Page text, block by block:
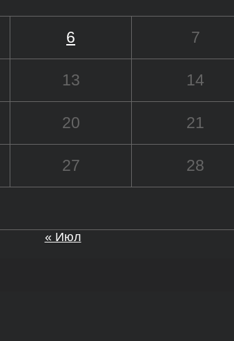
6 7
13 14
20 21
27 28
« Июл